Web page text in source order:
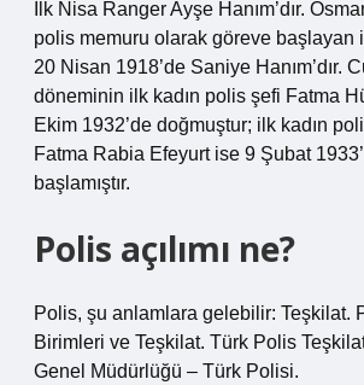
İlk Nisa Ranger Ayşe Hanım’dır.
polis memuru olarak göreve başlayan
20 Nisan 1918’de Saniye Hanım’dır.
döneminin ilk kadın polis şefi Fatma
Ekim 1932’de doğmuştur; ilk kadın
Fatma Rabia Efeyurt ise 9 Şubat
başlamıştır.
Polis açılımı ne?
Polis, şu anlamlara gelebilir: Teşkilat.
Birimleri ve Teşkilat. Türk Polis
Genel Müdürlüğü – Türk Polisi.